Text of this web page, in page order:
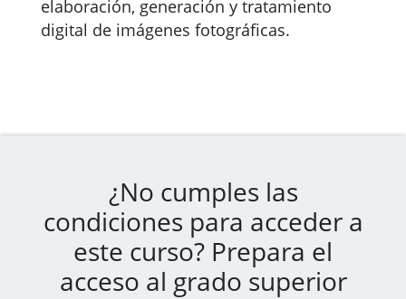
elaboración, generación y tratamiento
digital de imágenes fotográficas.
¿No cumples las
condiciones para acceder a
este curso? Prepara el
acceso al grado superior